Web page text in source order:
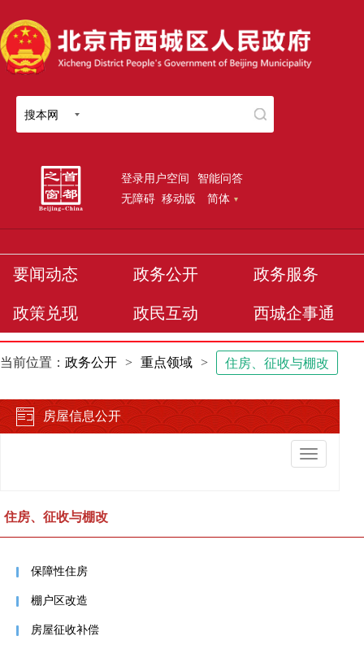
搜本网
登录用户空间 智能问答
无障碍 移动版 简体
要闻动态 政务公开 政务服务
政策兑现 政民互动 西城企事通
当前位置： 政务公开 > 重点领域 > 住房、征收与棚改
房屋信息公开
切
换
住房、征收与棚改
保障性住房
棚户区改造
房屋征收补偿